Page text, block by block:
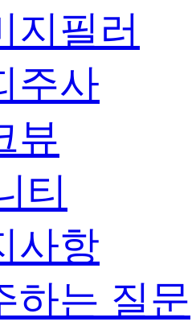
지필러
주사
뷰
티
사항
하는 질문